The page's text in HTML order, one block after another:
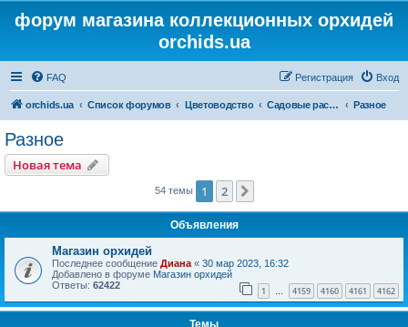
форум магазина коллекционных орхидей
orchids.ua
FAQ Вход
Регистрация
orchids.ua Список форумов Цветоводство Садовые растения Разное
Разное
Новая тема
54 темы 1 2
Объявления
Магазин орхидей
Последнее сообщение Диана « 30 мар 2023, 16:32
Добавлено в форуме Магазин орхидей
Ответы: 62422 1 … 4159 4160 4161 4162
Темы